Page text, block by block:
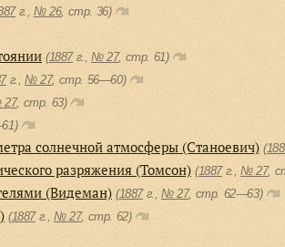
г.,№ 26, cтр. 36)
(1887г.,№ 27, cтр. 61)
г.,№ 27, cтр. 56—60)
, cтр. 63)
солнечной атмосферы (Станоевич) (
разряжения (Томсон) (1887г.,№ 27,
(Видеман) (1887г.,№ 27, cтр. 62—63)
(1887г.,№ 27, cтр. 62)